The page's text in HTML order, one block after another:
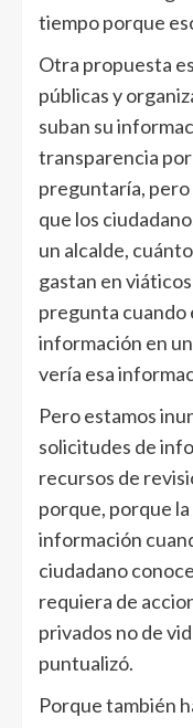
tiempo porque
Otra propuesta
públicas y
suban su
transparencia
preguntaría, pero
que los
un alcalde,
gastan en
pregunta cuando
información en
vería esa
Pero estamos
solicitudes de
recursos de
porque, porque
información
ciudadano
requiera de
privados no de
puntualizó.
Porque también